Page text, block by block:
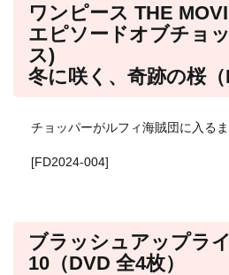
ワンピース THE
エピソードオブチョ
ス)
冬に咲く、奇跡の桜（
チョッパーがルフィ海賊団に入る
[FD2024-004]
ブラッシュアップラ
10（DVD 全4枚）